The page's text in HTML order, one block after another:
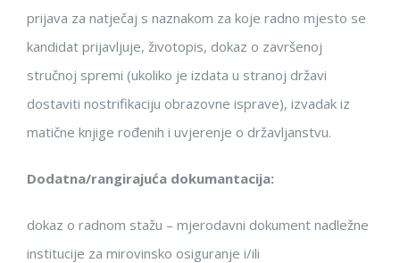
prijava za natječaj s naznakom za koje radno mjesto se
kandidat prijavljuje, životopis, dokaz o završenoj
stručnoj spremi (ukoliko je izdata u stranoj državi
dostaviti nostrifikaciju obrazovne isprave), izvadak iz
matične knjige rođenih i uvjerenje o državljanstvu.
Dodatna/rangirajuća dokumantacija:
dokaz o radnom stažu – mjerodavni dokument nadležne
institucije za mirovinsko osiguranje i/ili